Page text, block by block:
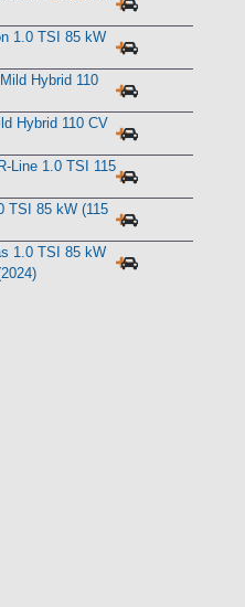
1.0 TSI 85 kW
1.0 TSI 85 kW
Hybrid 110
Hybrid 110 CV
Line 1.0 TSI 115
85 kW (115
1.0 TSI 85 kW